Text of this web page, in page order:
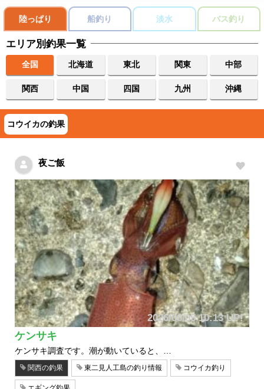
陸っぱり 船釣り 淡水 バス釣り
エリア別釣果一覧
全国 北海道 東北 関東 中部
関西 中国 四国 九州 沖縄
コウイカの釣果
夜ご飯
2026/08/05 10:13 UP!
ケンサキ
ケンサキ調査です。潮が動いていると、…
関西の釣果 東二見人工島の釣り情報 コウイカ釣り